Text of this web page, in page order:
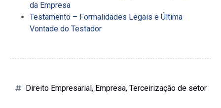
da Empresa
Testamento – Formalidades Legais e Última
Vontade do Testador
Direito Empresarial , Empresa, Terceirização de setor